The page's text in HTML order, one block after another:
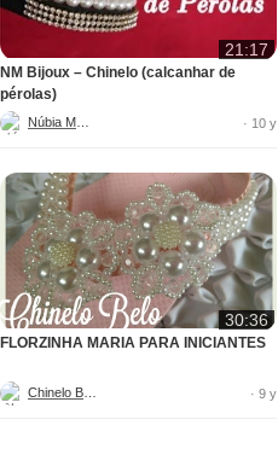
21:17
NM Bijoux – Chinelo (calcanhar de
pérolas)
· 10 y
30:36
FLORZINHA MARIA PARA INICIANTES
· 9 y